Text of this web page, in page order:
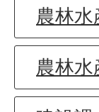
農林
農林